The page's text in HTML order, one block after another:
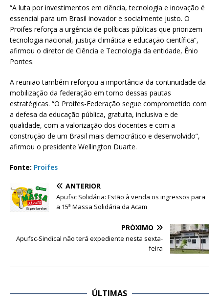
“A luta por investimentos em ciência, tecnologia e inovação é
essencial para um Brasil inovador e socialmente justo. O
Proifes reforça a urgência de políticas públicas que priorizem
tecnologia nacional, justiça climática e educação científica”,
afirmou o diretor de Ciência e Tecnologia da entidade, Ênio
Pontes.
A reunião também reforçou a importância da continuidade da
mobilização da federação em torno dessas pautas
estratégicas. “O Proifes-Federação segue comprometido com
a defesa da educação pública, gratuita, inclusiva e de
qualidade, com a valorização dos docentes e com a
construção de um Brasil mais democrático e desenvolvido”,
afirmou o presidente Wellington Duarte.
Fonte: Proifes
ANTERIOR
Apufsc Solidária: Estão à venda os ingressos para
a 15ª Massa Solidária da Acam
PRÓXIMO
Apufsc-Sindical não terá expediente nesta sexta-
feira
ÚLTIMAS